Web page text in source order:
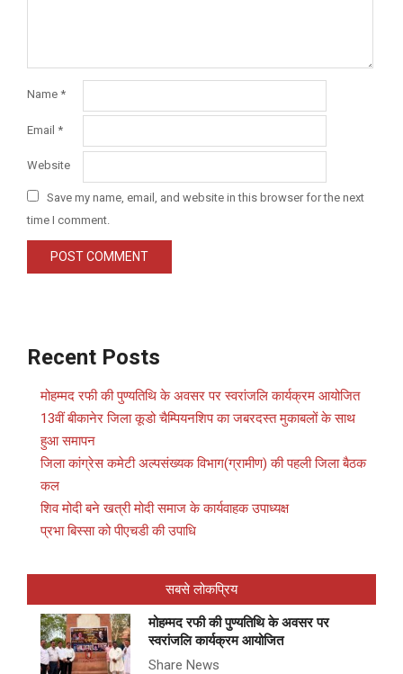
Name *
Email *
Website
Save my name, email, and website in this browser for the next
time I comment.
Recent Posts
मोहम्मद रफी की पुण्यतिथि के अवसर पर स्वरांजलि कार्यक्रम आयोजित
13वीं बीकानेर जिला कूडो चैम्पियनशिप का जबरदस्त मुकाबलों के साथ
हुआ समापन
जिला कांग्रेस कमेटी अल्पसंख्यक विभाग(ग्रामीण) की पहली जिला बैठक
कल
शिव मोदी बने खत्री मोदी समाज के कार्यवाहक उपाध्यक्ष
प्रभा बिस्सा को पीएचडी की उपाधि
सबसे लोकप्रिय
मोहम्मद रफी की पुण्यतिथि के अवसर पर
स्वरांजलि कार्यक्रम आयोजित
Share News